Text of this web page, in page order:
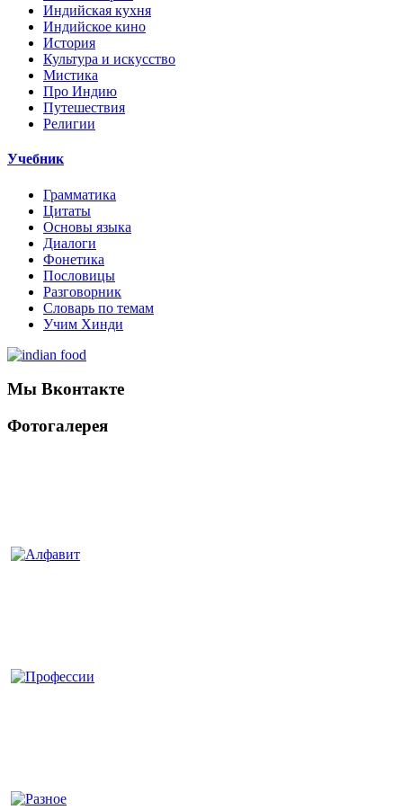
Индийская кухня
Индийское кино
История
Культура и искусство
Мистика
Про Индию
Путешествия
Религии
Учебник
Грамматика
Цитаты
Основы языка
Диалоги
Фонетика
Пословицы
Разговорник
Словарь по темам
Учим Хинди
Мы Вконтакте
Фотогалерея